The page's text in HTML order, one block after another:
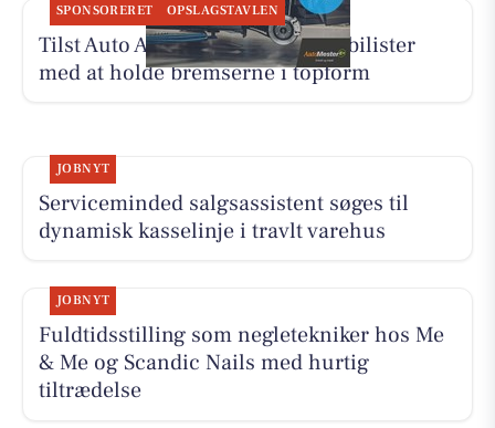
SPONSORERET OPSLAGSTAVLEN
Tilst Auto Aarhus ApS hjælper elbilister
med at holde bremserne i topform
JOBNYT
Serviceminded salgsassistent søges til
dynamisk kasselinje i travlt varehus
JOBNYT
Fuldtidsstilling som negletekniker hos Me
& Me og Scandic Nails med hurtig
tiltrædelse